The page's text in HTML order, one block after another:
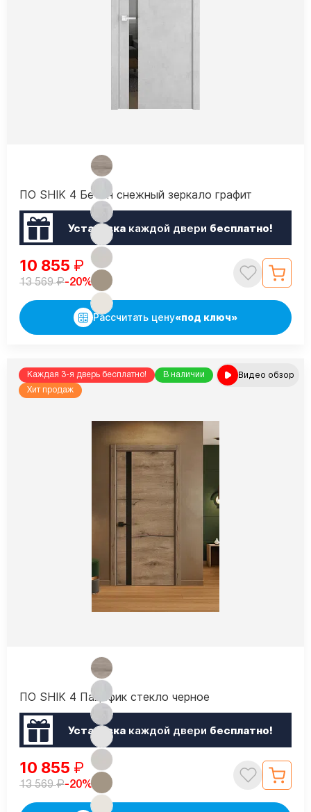
ПО SHIK 4 Бетон снежный зеркало графит
Установкакаждой двери бесплатно!
10 855 ₽
13 569₽-20%
Рассчитать цену«под ключ»
Каждая 3-я дверь бесплатно!
В наличии
Хит продаж
Видео обзор
ПО SHIK 4 Пацифик стекло черное
Установкакаждой двери бесплатно!
10 855 ₽
13 569₽-20%